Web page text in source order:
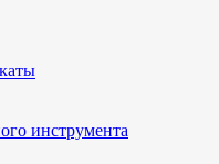
инструмента